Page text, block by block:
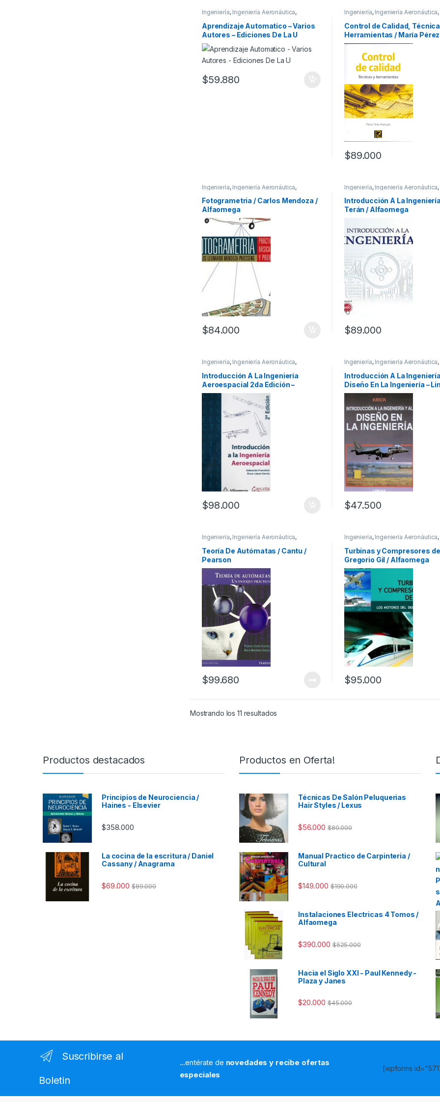
Ingeniería, Ingeniería Aeronáutica,
Ingeniería Mecánica
Aprendizaje Automatico – Varios
Autores – Ediciones De La U
$59.880
Ingeniería, Ingeniería Aeronáutica,
Ingeniería Industrial
Ingeniería
Interes General
Control de Calidad,
Herramientas / María
Alfaomega
$89.000
Ingeniería, Ingeniería Aeronáutica,
Fotogrametria / Carlos Mendoza /
Alfaomega
$84.000
Ingeniería, Ingeniería Aeronáutica,
Ingeniería de Alimentos,
Sistemas,Ingeniería Eléctrica,
Industrial ,Ingeniería Mecánica
Introducción A La
Terán / Alfaomega
$89.000
Ingeniería, Ingeniería Aeronáutica,
Profesionales y tecnicos
Introducción A La Ingeniería
Aeroespacial 2da Edición –
Alfaomega
$98.000
Ingeniería, Ingeniería Aeronáutica,
Profesionales y tecnicos
Introducción A La
Diseño En La Ingeniería –
$47.500
Ingeniería, Ingeniería Aeronáutica,
Ingeniería de Sistemas
Ingeniería
Eléctrica ,Ingeniería Mecánica,
Profesionales y tecnicos
Teoría De Autómatas / Cantu /
Pearson
$99.680
Ingeniería, Ingeniería Aeronáutica,
Profesionales y tecnicos
Turbinas y Compresores
Gregorio Gil / Alfaomega
$95.000
Mostrando los 11 resultados
Productos destacados
Principios de Neurociencia /
Haines - Elsevier
$358.000
La cocina de la escritura / Daniel
Cassany / Anagrama
$69.000 $89.000
Productos en Oferta!
Técnicas De Salón Peluquerias
Hair Styles / Lexus
$56.000 $80.000
Manual Practico de Carpinteria /
Cultural
$149.000 $190.000
Instalaciones Electricas 4 Tomos /
Alfaomega
$390.000 $525.000
Hacia el Siglo XXI - Paul Kennedy -
Plaza y Janes
$20.000 $45.000
Suscribirse al
Boletin
...entérate de novedades y recibe ofertas
especiales
[wpforms